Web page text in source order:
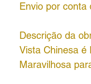
Envio por conta
Descrição da
Vista Chinesa é
Maravilhosa